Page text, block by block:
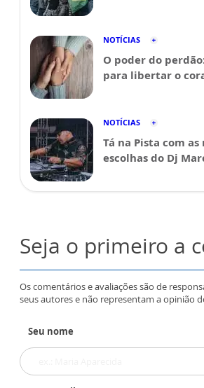
NOTÍCIAS
O poder do
para libertar o
NOTÍCIAS
Tá na Pista com
escolhas do Dj
Seja o primeiro a
Os comentários e avaliações são de
seus autores e não representam a opinião
Seu nome